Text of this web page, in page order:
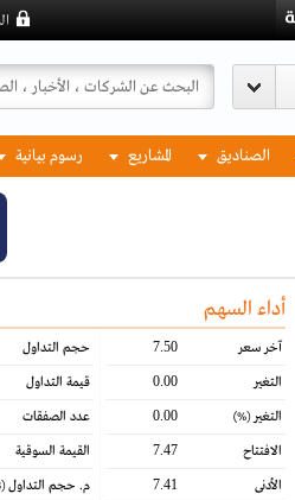
الصناديق المشاريع رسوم بيانية
أداء السهم
آخر سعر 7.50
التغير 0.00
التغير(%)
0.00
الافتتاح 7.47
الأدنى 7.41
حجم التداول
قيمة التداول
عدد الصفقات
القيمة السوقية
م. حجم التداول(3 أشهر)